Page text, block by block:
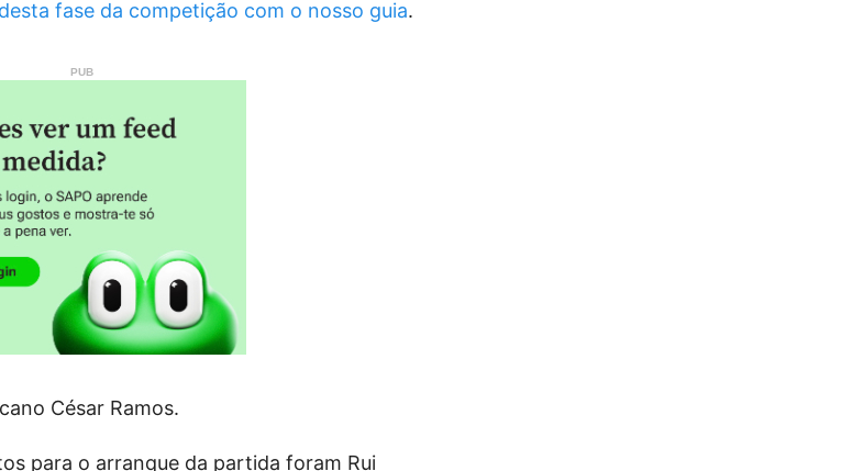
fase da competição com o nosso guia.
César Ramos.
para o arranque da partida foram Rui